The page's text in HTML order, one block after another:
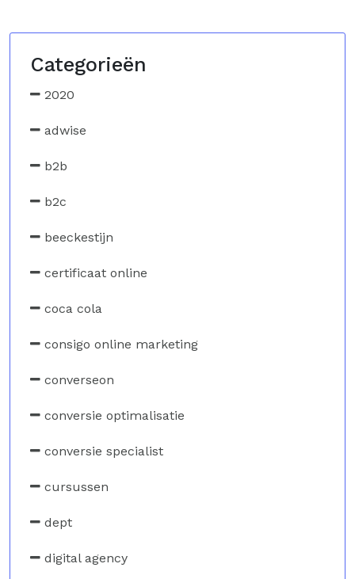
Categorieën
2020
adwise
b2b
b2c
beeckestijn
certificaat online
coca cola
consigo online marketing
converseon
conversie optimalisatie
conversie specialist
cursussen
dept
digital agency